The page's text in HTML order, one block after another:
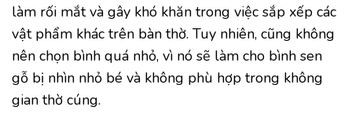
làm rối mắt và gây khó khăn trong việc sắp xếp các
vật phẩm khác trên bàn thờ. Tuy nhiên, cũng không
nên chọn bình quá nhỏ, vì nó sẽ làm cho bình sen
gỗ bị nhìn nhỏ bé và không phù hợp trong không
gian thờ cúng.